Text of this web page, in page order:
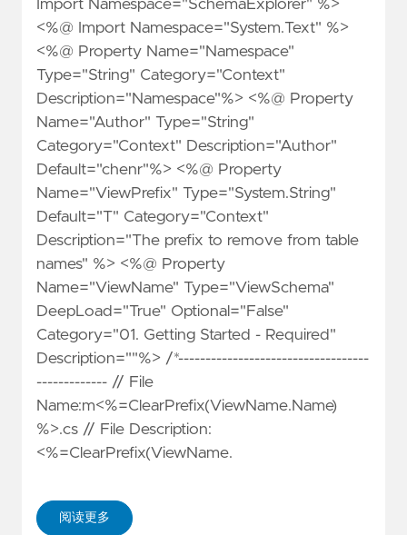
Import Namespace="SchemaExplorer" %>
<%@ Import Namespace="System.Text" %>
<%@ Property Name="Namespace"
Type="String" Category="Context"
Description="Namespace"%> <%@ Property
Name="Author" Type="String"
Category="Context" Description="Author"
Default="chenr"%> <%@ Property
Name="ViewPrefix" Type="System.String"
Default="T" Category="Context"
Description="The prefix to remove from table
names" %> <%@ Property
Name="ViewName" Type="ViewSchema"
DeepLoad="True" Optional="False"
Category="01. Getting Started - Required"
Description=""%> /*-----------------------------------
------------- // File
Name:m<%=ClearPrefix(ViewName.Name)
%>.cs // File Description:
<%=ClearPrefix(ViewName.
阅读更多